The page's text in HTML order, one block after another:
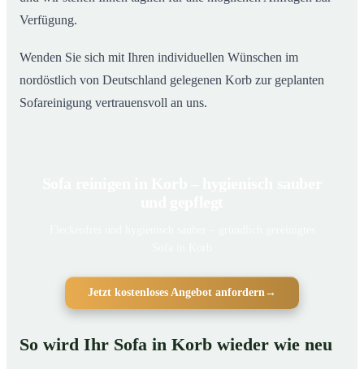
Verfügung.
Wenden Sie sich mit Ihren individuellen Wünschen im
nordöstlich von Deutschland gelegenen Korb zur geplanten
Sofareinigung vertrauensvoll an uns.
Jetzt kostenloses Angebot anfordern →
So wird Ihr Sofa in Korb wieder wie neu